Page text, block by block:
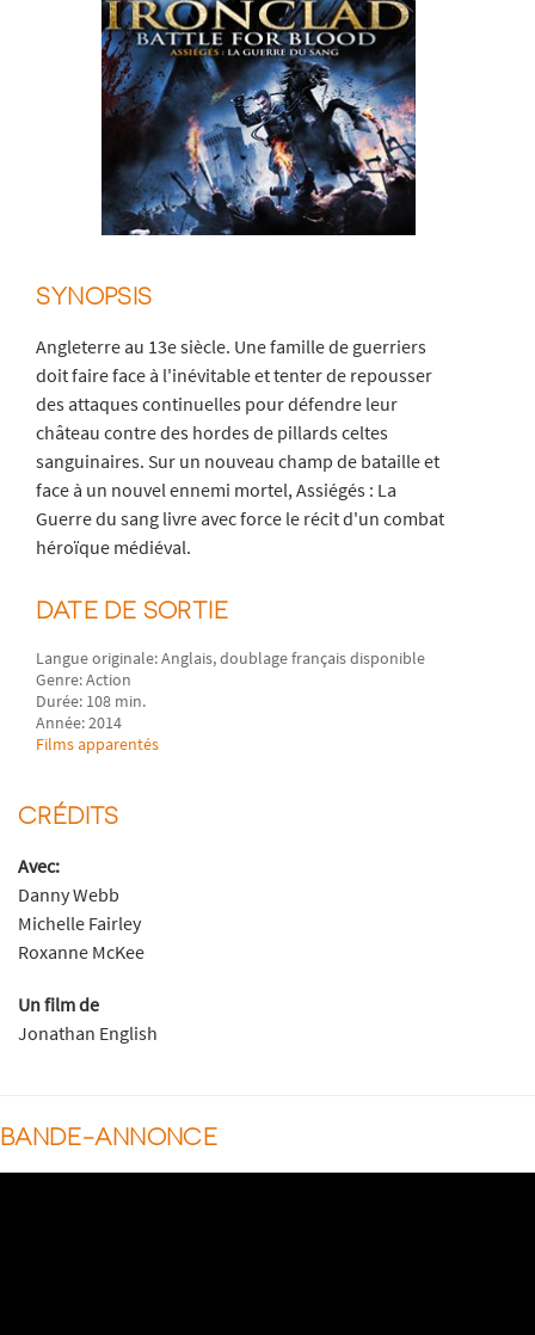
SYNOPSIS
Angleterre au 13e siècle. Une famille de guerriers
doit faire face à l'inévitable et tenter de repousser
des attaques continuelles pour défendre leur
château contre des hordes de pillards celtes
sanguinaires. Sur un nouveau champ de bataille et
face à un nouvel ennemi mortel, Assiégés : La
Guerre du sang livre avec force le récit d'un combat
héroïque médiéval.
DATE DE SORTIE
Langue originale: Anglais, doublage français disponible
Genre: Action
Durée: 108 min.
Année: 2014
Films apparentés
CRÉDITS
Avec:
Danny Webb
Michelle Fairley
Roxanne McKee
Un film de
Jonathan English
BANDE-ANNONCE